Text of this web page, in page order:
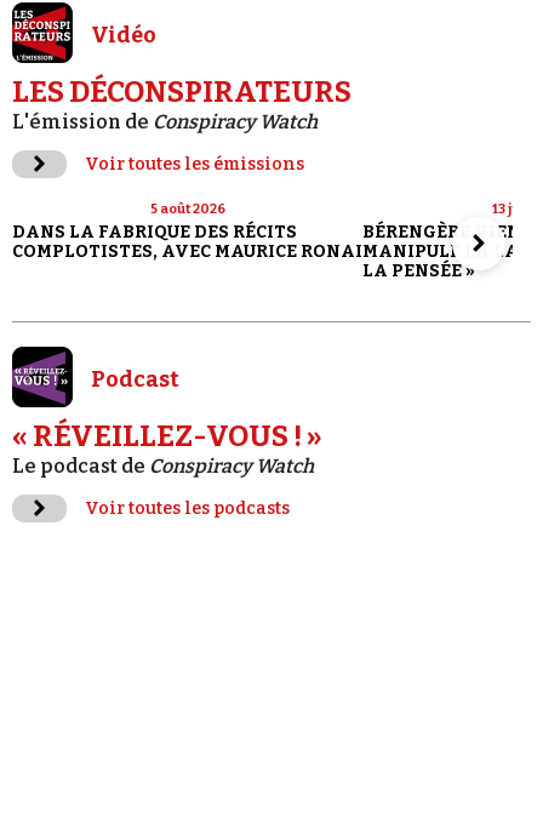
Vidéo
LES DÉCONSPIRATEURS
L'émission de Conspiracy Watch
Voir toutes les émissions
5 août 2026
DANS LA FABRIQUE DES RÉCITS
COMPLOTISTES, AVEC MAURICE RONAI
13
BÉRENGÈRE
MANIPULE LA
LA PENSÉE »
Podcast
« RÉVEILLEZ-VOUS ! »
Le podcast de Conspiracy Watch
Voir toutes les podcasts